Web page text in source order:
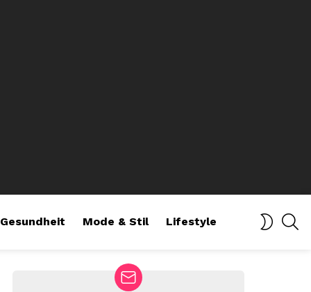
Gesundheit Mode & Stil Lifestyle
SWITCH